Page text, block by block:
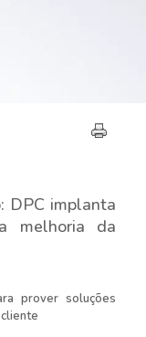
DPC implanta
melhoria da
prover soluções